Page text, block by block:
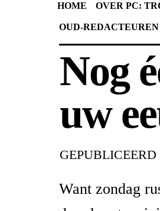
HOME OVER PC:
OUD-REDACTEUREN
Nog
uw
GEPUBLICEERD
Want zondag